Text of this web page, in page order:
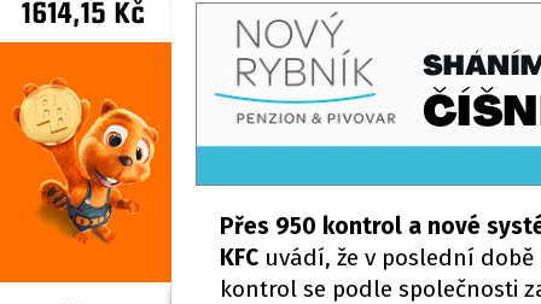
Přes 950 kontrol a nové
KFC uvádí, že v poslední
kontrol se podle společnosti